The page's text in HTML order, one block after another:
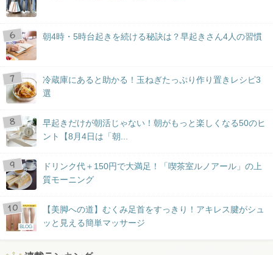
朝4時・5時台起きを続ける秘訣は？早起きさん4人の習慣
冷蔵庫にあると助かる！玉ねぎたっぷり作り置きレシピ3
選
早起きだけが朝活じゃない！朝がもっと楽しくなる50のヒ
ント【8月4日は「朝...
ドリンク代＋150円で大満足！「喫茶室ルノアール」の上
質モーニング
BLOG
【美脚への道】むくみ足首をすっきり！アキレス腱がシュ
ッと見える簡単マッサージ